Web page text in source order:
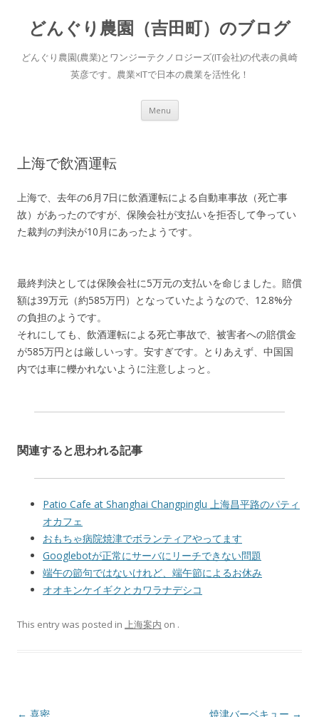
どんぐり農園（吉田町）のブログ
どんぐり農園(農業)とワンジーテクノロジーズ(IT会社)の代表の眞崎
英彦です。農業×ITで日本の農業を活性化！
Menu Skip to content
上海で飲酒運転
上海で、去年の6月7日に飲酒運転による自動車事故（死亡事
故）があったのですが、保険会社が支払いを拒否して争ってい
た裁判の判決が10月にあったようです。
最終判決としては保険会社に5万元の支払いを命じました。賠償
額は39万元（約585万円）となっていたようなので、12.8%分
の負担のようです。
それにしても、飲酒運転による死亡事故で、被害者への賠償金
が585万円とは厳しいっす。安すぎです。とりあえず、中国国
内では車に轢かれないように注意しよっと。
関連すると思われる記事
Patio Cafe at Shanghai Changpinglu 上海昌平路のパティ
オカフェ
おもちゃ病院焼津でボランティアやってます
Googlebotが正常にサーバにリーチできない問題
端午の節句ではないけれど、端午節によるお休み
オオキンケイギクとカワラナデシコ
This entry was posted in 上海案内 on .
Post navigation
← 喜密 焼津バーベキュー →